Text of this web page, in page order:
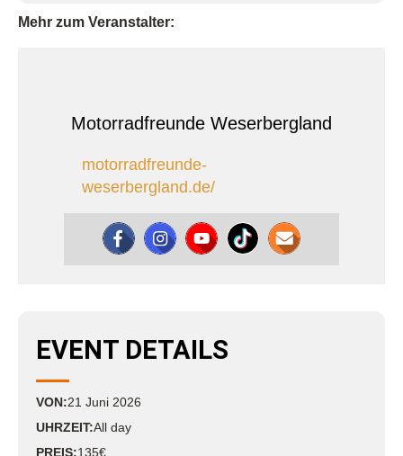
Mehr zum Veranstalter:
Motorradfreunde Weserbergland
motorradfreunde-
weserbergland.de/
EVENT DETAILS
VON:21 Juni 2026
UHRZEIT:All day
PREIS:135€